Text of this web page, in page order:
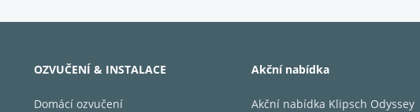
OZVUČENÍ & INSTALACE
Domácí ozvučení
Akční nabídka
Akční nabídka Klipsch Odyssey